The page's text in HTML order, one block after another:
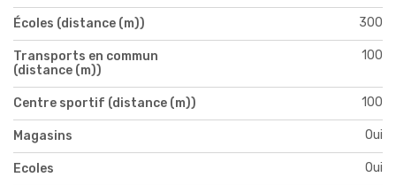
Écoles (distance (m)) 300
Transports en commun
(distance (m))
100
Centre sportif (distance (m)) 100
Magasins Oui
Ecoles Oui